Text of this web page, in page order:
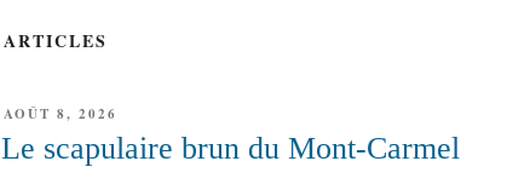
ARTICLES
PUBLIÉ
AOÛT 8, 2026
Le scapulaire brun du Mont-Carmel